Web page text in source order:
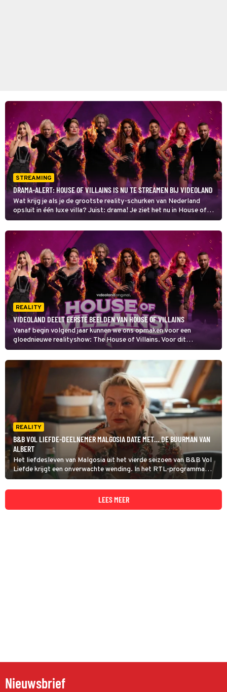
STREAMING
DRAMA-ALERT: HOUSE OF VILLAINS IS NU TE STREAMEN BIJ VIDEOLAND
Wat krijg je als je de grootste reality-schurken van Nederland
opsluit in één luxe villa? Juist: drama! Je ziet het nu in House of
Villains op Videoland.
REALITY
VIDEOLAND DEELT EERSTE BEELDEN VAN HOUSE OF VILLAINS
Vanaf begin volgend jaar kunnen we ons opmaken voor een
gloednieuwe realityshow: The House of Villains. Voor dit
programma stopt Videoland acht iconische tv-schurken samen in
één villa. Dat belooft wat! De streamingdienst heeft vandaag de
eerste beelden gedeeld.
REALITY
B&B VOL LIEFDE-DEELNEMER MALGOSIA DATE MET… DE BUURMAN VAN
ALBERT
Het liefdesleven van Malgosia uit het vierde seizoen van B&B Vol
Liefde krijgt een onverwachte wending. In het RTL-programma
Kom Je Bij Me Eten? VIPS verklapt de Poolse oud-deelneemster
dat Cupido opnieuw heeft toegeslagen. En wel heel dichtbij huis.
Of beter gezegd: heel dichtbij het huis van kasteelheer Albert.
LEES MEER
Nieuwsbrief